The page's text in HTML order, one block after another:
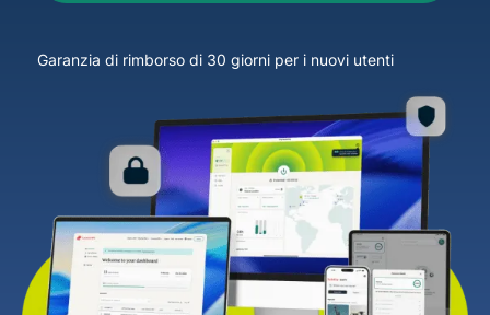
Garanzia di rimborso di 30 giorni per i nuovi utenti